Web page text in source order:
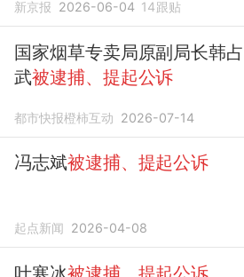
新京报 2026-06-04 14跟贴
国家烟草专卖局原副局长韩占
武被逮捕、提起公诉
都市快报橙柿互动 2026-07-14
冯志斌被逮捕、提起公诉
起点新闻 2026-04-08